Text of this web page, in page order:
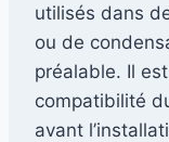
utilisés dans
ou de
préalable. Il
compatibilité
avant